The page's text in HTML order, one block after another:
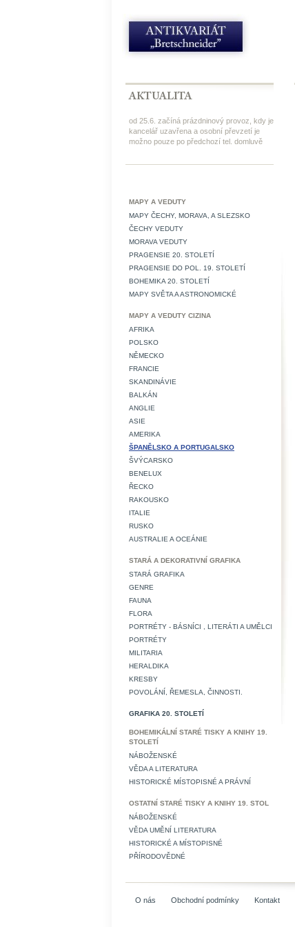
od 25.6. začíná prázdninový provoz, kdy je
kancelář uzavřena a osobní převzetí je
možno pouze po předchozí tel. domluvě
MAPY A VEDUTY
MAPY ČECHY, MORAVA, A SLEZSKO
ČECHY VEDUTY
MORAVA VEDUTY
PRAGENSIE 20. STOLETÍ
PRAGENSIE DO POL. 19. STOLETÍ
BOHEMIKA 20. STOLETÍ
MAPY SVĚTA A ASTRONOMICKÉ
MAPY A VEDUTY CIZINA
AFRIKA
POLSKO
NĚMECKO
FRANCIE
SKANDINÁVIE
BALKÁN
ANGLIE
ASIE
AMERIKA
ŠPANĚLSKO A PORTUGALSKO
ŠVÝCARSKO
BENELUX
ŘECKO
RAKOUSKO
ITALIE
RUSKO
AUSTRALIE A OCEÁNIE
STARÁ A DEKORATIVNÍ GRAFIKA
STARÁ GRAFIKA
GENRE
FAUNA
FLORA
PORTRÉTY - BÁSNÍCI , LITERÁTI A UMĚLCI
PORTRÉTY
MILITARIA
HERALDIKA
KRESBY
POVOLÁNÍ, ŘEMESLA, ČINNOSTI.
GRAFIKA 20. STOLETÍ
BOHEMIKÁLNÍ STARÉ TISKY A KNIHY 19.
STOLETÍ
NÁBOŽENSKÉ
VĚDA A LITERATURA
HISTORICKÉ MÍSTOPISNÉ A PRÁVNÍ
OSTATNÍ STARÉ TISKY A KNIHY 19. STOL
NÁBOŽENSKÉ
VĚDA UMĚNÍ LITERATURA
HISTORICKÉ A MÍSTOPISNÉ
PŘÍRODOVĚDNÉ
O nás Obchodní podmínky Kontakt